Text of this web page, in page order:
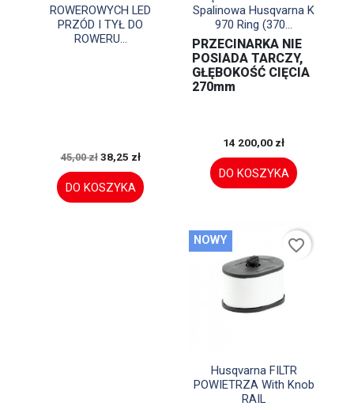
ROWEROWYCH LED
PRZÓD I TYŁ DO
ROWERU...
45,00 zł 38,25 zł
DO KOSZYKA
Spalinowa Husqvarna K
970 Ring (370...
PRZECINARKA NIE
POSIADA TARCZY,
GŁĘBOKOŚĆ CIĘCIA
270mm
14 200,00 zł
DO KOSZYKA
Szybki podgląd
Husqvarna FILTR
POWIETRZA With Knob
RAIL
NOWY favorite_border